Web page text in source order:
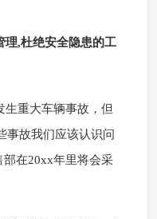
理,杜绝安全隐患的工
生重大车辆事故，但
事故我们应该认识问
在20xx年里将会采